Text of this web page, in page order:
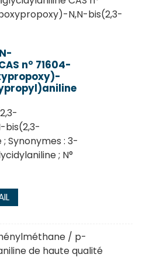
n° 71604-
bis(2,3-
Synonymes : 3-
; N°